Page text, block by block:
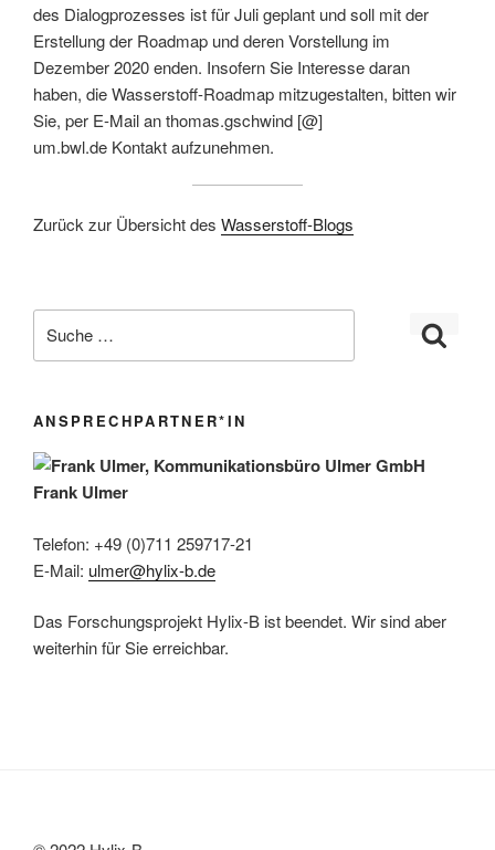
des Dialogprozesses ist für Juli geplant und soll mit der
Erstellung der Roadmap und deren Vorstellung im
Dezember 2020 enden. Insofern Sie Interesse daran
haben, die Wasserstoff-Roadmap mitzugestalten, bitten wir
Sie, per E-Mail an thomas.gschwind [@]
um.bwl.de Kontakt aufzunehmen.
Zurück zur Übersicht des Wasserstoff-Blogs
ANSPRECHPARTNER*IN
Frank Ulmer
Telefon: +49 (0)711 259717-21
E-Mail: ulmer@hylix-b.de
Das Forschungsprojekt Hylix-B ist beendet. Wir sind aber
weiterhin für Sie erreichbar.